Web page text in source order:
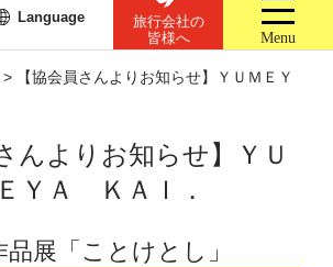
Language
旅行会社の
皆様へ
Menu
>
【協会員さんよりお知らせ】ＹＵＭＥＹ
んよりお知らせ】ＹＵ
ＹＡ ＫＡＩ．
展「ことけとし」